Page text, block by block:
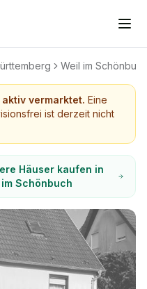
Weil im Schönbuch
vermarktet. Eine
ist derzeit nicht
Häuser kaufen in
Schönbuch